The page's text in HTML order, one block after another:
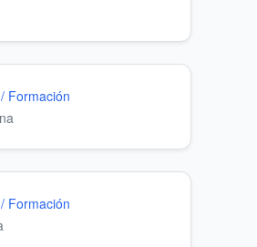
Formación
Formación